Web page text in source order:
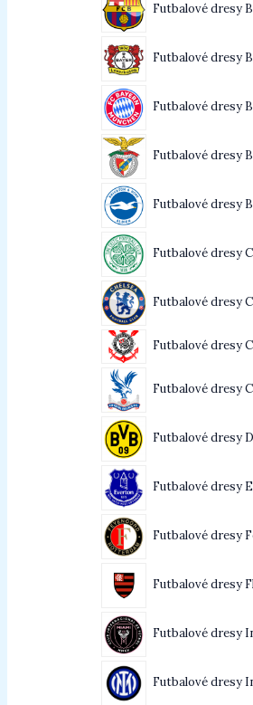
Futbalové dresy
Futbalové dresy
Futbalové dresy
Futbalové dresy
Futbalové dresy
Futbalové dresy
Futbalové dresy
Futbalové dresy
Futbalové dresy
Futbalové dresy
Futbalové dresy
Futbalové dresy
Futbalové dresy
Futbalové dresy
Futbalové dresy